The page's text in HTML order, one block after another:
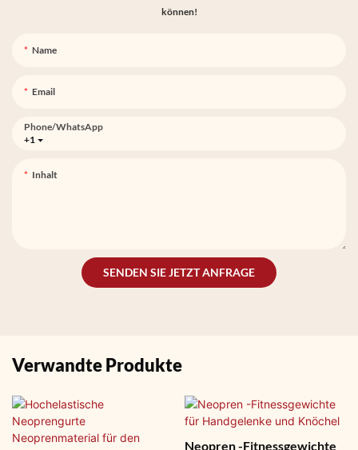
können!
Name
Email
+1
Phone/whatsApp
Inhalt
SENDEN SIE JETZT ANFRAGE
Verwandte Produkte
Neopren -Fitnessgewichte